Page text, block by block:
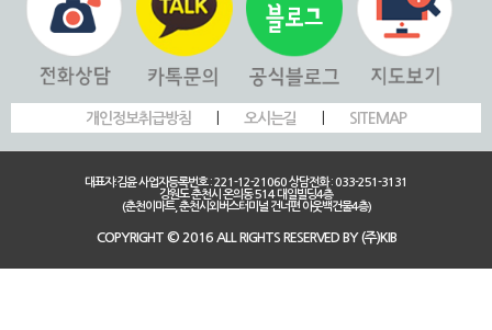
개인정보취급방침 오시는길 SITEMAP
대표자:김윤 사업자등록번호 : 221-12-21060 상담전화 : 033-251-3131
강원도 춘천시 온의동 514 대일빌딩4층
(춘천이마트, 춘천시외버스터미널 건너편 아웃백건물4층)
COPYRIGHT © 2016 ALL RIGHTS RESERVED BY (주)KIB